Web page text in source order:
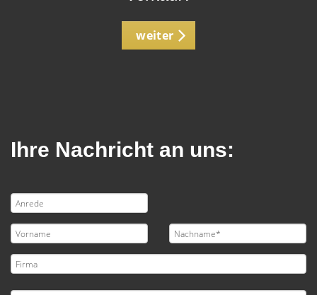
weiter
Ihre Nachricht an uns: